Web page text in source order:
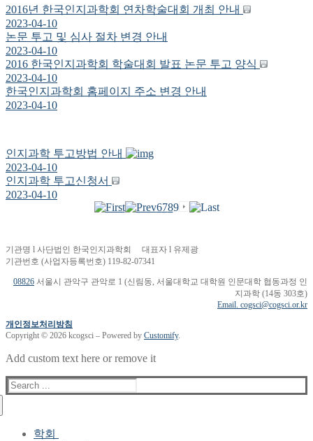
2016년 한국인지과학회 연차학술대회 개최 안내
2023-04-10
논문 투고 및 심사 절차 변경 안내
2023-04-10
2016 한국인지과학회 학술대회 발표 논문 투고 양식
2023-04-10
한국인지과학회 홈페이지 주소 변경 안내
2023-04-10
인지과학 투고방법 안내
2023-04-10
인지과학 투고신청서
2023-04-10
6789
기관명 l 사단법인 한국인지과학회 대표자 l 유제광
기관번호 (사업자등록번호) 119-82-07341
08826 서울시 관악구 관악로 1 (신림동, 서울대학교 대학원 인문대학 협동과정 인
지과학 (14동 303호)
Email. cogsci@cogsci.or.kr
개인정보처리방침
Copyright © 2026 kcogsci – Powered by Customify.
Add custom text here or remove it
Search
for:
학회